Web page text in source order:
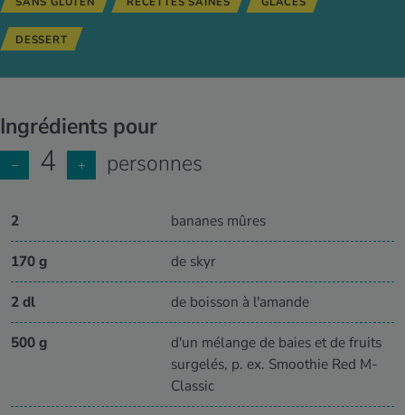
DESSERT
Ingrédients pour
− 4 + personnes
2 bananes mûres
170 g de skyr
2 dl de boisson à l'amande
500 g
d'un mélange de baies et de fruits
surgelés, p. ex. Smoothie Red M-
Classic